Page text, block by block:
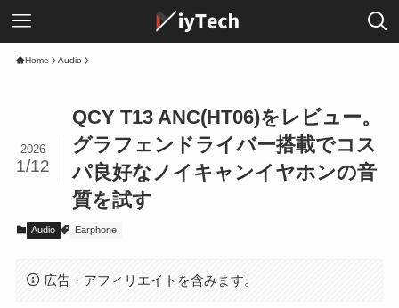
Home Audio
QCY T13 ANC(HT06)をレビュー。
グラフェンドライバー搭載でコス
パ良好なノイキャンイヤホンの音
質を試す
2026
1/12
Audio Earphone
広告・アフィリエイトを含みます。